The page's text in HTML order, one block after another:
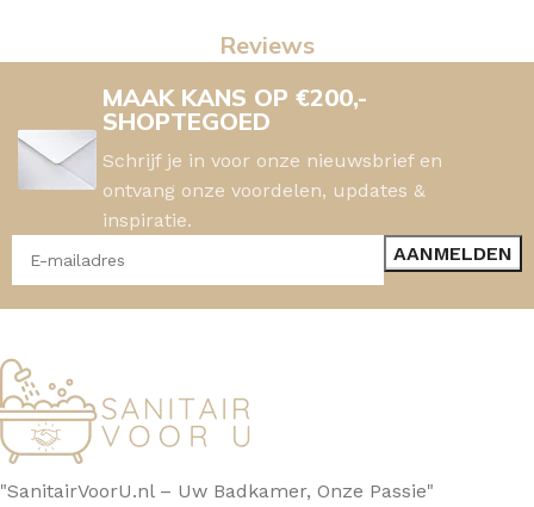
Reviews
MAAK KANS OP €200,-
SHOPTEGOED
Schrijf je in voor onze nieuwsbrief en
ontvang onze voordelen, updates &
inspiratie.
"SanitairVoorU.nl – Uw Badkamer, Onze Passie"